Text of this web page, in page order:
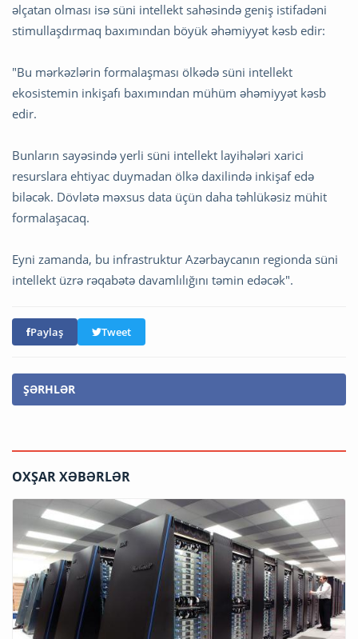
əlçatan olması isə süni intellekt sahəsində geniş istifadəni
stimullaşdırmaq baxımından böyük əhəmiyyət kəsb edir:
"Bu mərkəzlərin formalaşması ölkədə süni intellekt
ekosistemin inkişafı baxımından mühüm əhəmiyyət kəsb
edir.
Bunların sayəsində yerli süni intellekt layihələri xarici
resurslara ehtiyac duymadan ölkə daxilində inkişaf edə
biləcək. Dövlətə məxsus data üçün daha təhlükəsiz mühit
formalaşacaq.
Eyni zamanda, bu infrastruktur Azərbaycanın regionda süni
intellekt üzrə rəqabətə davamlılığını təmin edəcək".
Paylaş Tweet
ŞƏRHLƏR
OXŞAR XƏBƏRLƏR